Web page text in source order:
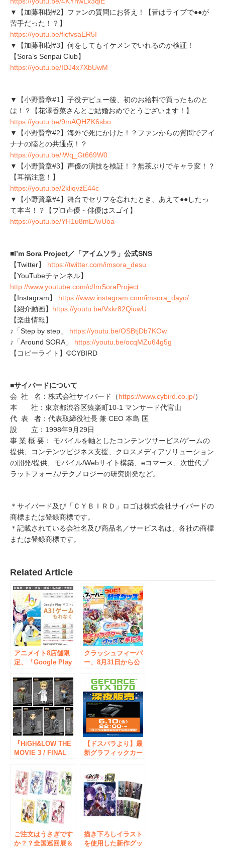
▼【加藤和樹#2】ファンの質問にお答え！【昔はライブで●●が
苦手だった！？】
https://youtu.be/ficfvsaER5I
▼【加藤和樹#3】何をしてもイケメンでいれるのか検証！
【Sora’s Senpai Club】
https://youtu.be/IDJ4x7XbUwM
▼【小野賢章#1】子役デビュー後、初のお給料で買ったものと
は！？【花澤香菜さんとご結婚おめでとうございます！】
https://youtu.be/9mAQHZK6sbo
▼【小野賢章#2】海外で死にかけた！？ファンからの質問でアイ
ナナの陸との共通点！？
https://youtu.be/iWq_Gt669W0
▼【小野賢章#3】声優の演技を検証！？無茶ぶりでキャラ変！？
【耳福注意！】
https://youtu.be/2kliqvzE44c
▼【小野賢章#4】舞台でセリフを忘れたとき、あえて●●したっ
て本当！？【プロ声優・俳優はスゴイ】
https://youtu.be/YH1u8mEAvUoa
■I’m Sora Project／「アイムソラ」公式SNS
【Twitter】 https://twitter.com/imsora_desu
【YouTubeチャンネル】
http://www.youtube.com/c/ImSoraProject
【Instagram】 https://www.instagram.com/imsora_dayo/
【紹介動画】 https://youtu.be/Vxkr82QiuwU
【楽曲情報】
♪「Step by step」 https://youtu.be/OSBtjDb7KOw
♪「Around SORA」 https://youtu.be/ocqMZu64g5g
【コピーライト】©CYBIRD
■サイバードについて
会 社 名：株式会社サイバード（https://www.cybird.co.jp/）
本 社：東京都渋谷区猿楽町10-1 マンサード代官山
代 表 者：代表取締役社長 兼 CEO 本島 匡
設 立：1998年9月29日
事 業 概 要： モバイルを軸としたコンテンツサービス/ゲームの
提供、コンテンツビジネス支援、クロスメディアソリューション
の開発/提供、モバイル/Webサイト構築、eコマース、次世代プ
ラットフォーム/テクノロジーの研究開発など。
＊サイバード及び「ＣＹＢＩＲＤ」ロゴは株式会社サイバードの
商標または登録商標です。
＊記載されている会社名及び商品名／サービス名は、各社の商標
または登録商標です。
Related Article
アニメイト8店舗限
定、「Google Play
キャンペーン」開
催！
クラッシュフィーバ
ー、8月31日から公
人気キャラクターが
アクリルスタンド、
缶バッチ、クリアフ
ァイルになって登
場！
『HiGH&LOW THE
MOVIE 3 / FINAL
ray・DVD 発売記念
フェアにCLAMP先
生イラストの特典プ
レゼントが決定！
【ドスパラより】最
新グラフィックカー
開催！6月10日
(金)22：00ドスパラ
秋葉原本店にて抽選
会
ご注文はうさぎです
か？？全国巡回展＆
描き下ろしイラスト
を使用した新作グッ